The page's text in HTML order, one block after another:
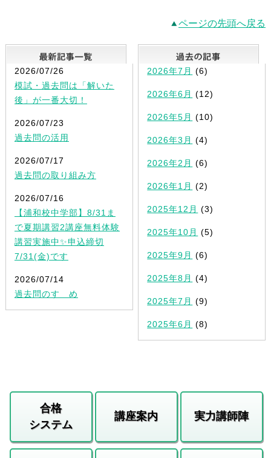
ページの先頭へ戻る
最新記事一覧
2026/07/26
模試・過去問は「解いた
後」が一番大切！
2026/07/23
過去問の活用
2026/07/17
過去問の取り組み方
2026/07/16
【浦和校中学部】8/31ま
で夏期講習2講座無料体験
講習実施中✨申込締切
7/31(金)です
2026/07/14
過去問のすゝめ
2026年7月 (6)
2026年6月 (12)
2026年5月 (10)
2026年3月 (4)
2026年2月 (6)
2026年1月 (2)
2025年12月 (3)
2025年10月 (5)
2025年9月 (6)
2025年8月 (4)
2025年7月 (9)
2025年6月 (8)
合格
システム
講座案内 実力講師陣